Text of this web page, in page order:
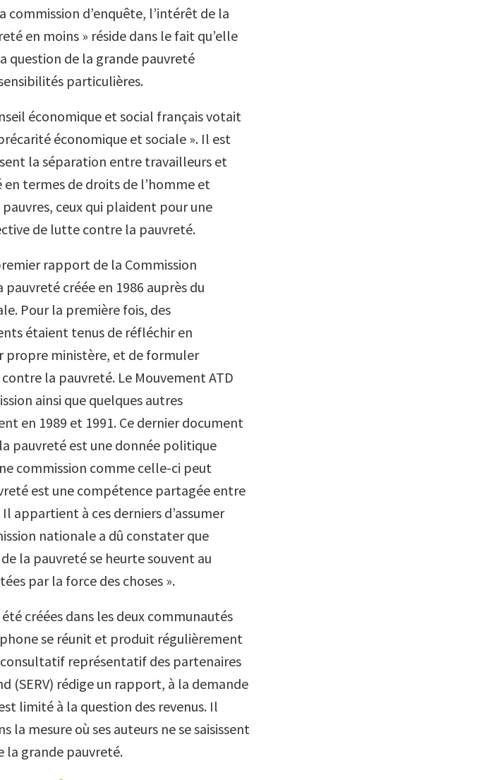
d’enquête, l’intérêt de la
en moins » réside dans le fait qu’elle
question de la grande pauvreté
particulières.
économique et social français votait
économique et sociale ». Il est
la séparation entre travailleurs et
termes de droits de l’homme et
ceux qui plaident pour une
de lutte contre la pauvreté.
rapport de la Commission
créée en 1986 auprès du
Pour la première fois, des
étaient tenus de réfléchir en
propre ministère, et de formuler
la pauvreté. Le Mouvement ATD
ainsi que quelques autres
en 1989 et 1991. Ce dernier document
pauvreté est une donnée politique
commission comme celle-ci peut
est une compétence partagée entre
appartient à ces derniers d’assumer
nationale a dû constater que
la pauvreté se heurte souvent au
par la force des choses ».
créées dans les deux communautés
se réunit et produit régulièrement
consultatif représentatif des partenaires
(SERV) rédige un rapport, à la demande
limité à la question des revenus. Il
la mesure où ses auteurs ne se saisissent
la grande pauvreté.